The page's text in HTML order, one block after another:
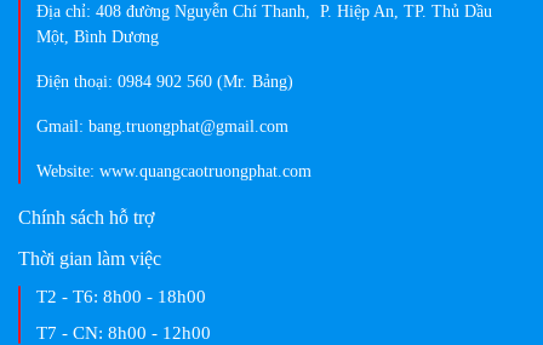
Địa chỉ: 408 đường Nguyễn Chí Thanh, P. Hiệp An, TP. Thủ Dầu
Một, Bình Dương
Điện thoại: 0984 902 560 (Mr. Bảng)
Gmail: bang.truongphat@gmail.com
Website: www.quangcaotruongphat.com
Chính sách hỗ trợ
Thời gian làm việc
T2 - T6: 8h00 - 18h00
T7 - CN: 8h00 - 12h00